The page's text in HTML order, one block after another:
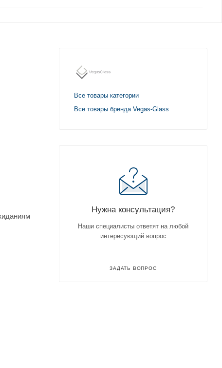
Все товары категории
Все товары бренда Vegas-Glass
Нужна консультация?
Наши специалисты ответят на любой
интересующий вопрос
ЗАДАТЬ ВОПРОС